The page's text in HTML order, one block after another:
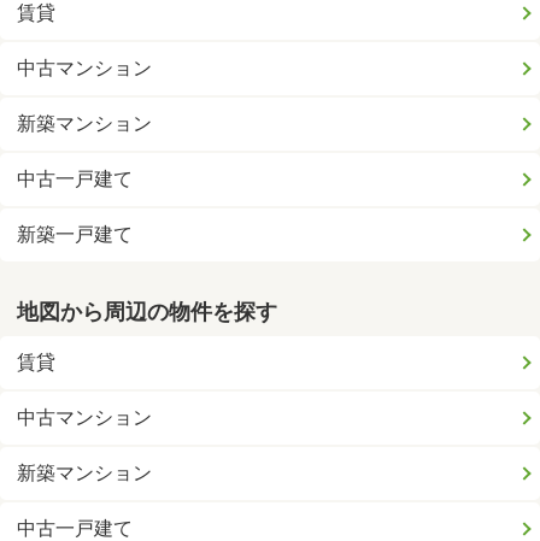
賃貸
中古マンション
新築マンション
中古一戸建て
新築一戸建て
地図から周辺の物件を探す
賃貸
中古マンション
新築マンション
中古一戸建て